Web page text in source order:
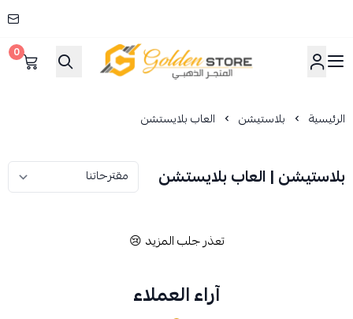
المتجر الذهبي
0
الرئيسية بلاستيشن العاب بلايستشن
بلاستيشن | العاب بلايستشن
تعذر جلب المزيد 😢
آراء العملاء